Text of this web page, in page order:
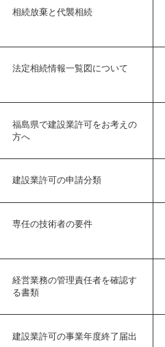
相続放棄と代襲相続
法定相続情報一覧図について
福島県で建設業許可をお考えの
方へ
建設業許可の申請分類
専任の技術者の要件
経営業務の管理責任者を確認す
る書類
建設業許可の事業年度終了届出